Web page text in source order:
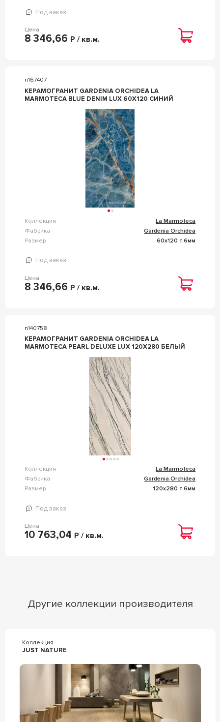
Под заказ
Цена
8 346,66 Р / кв.м.
n167407
КЕРАМОГРАНИТ GARDENIA ORCHIDEA LA
MARMOTECA BLUE DENIM LUX 60X120 СИНИЙ
Коллекция
La Marmoteca
Фабрика
Gardenia Orchidea
Размер
60x120 т.6мм
Под заказ
Цена
8 346,66 Р / кв.м.
n140758
КЕРАМОГРАНИТ GARDENIA ORCHIDEA LA
MARMOTECA PEARL DELUXE LUX 120X280 БЕЛЫЙ
Коллекция
La Marmoteca
Фабрика
Gardenia Orchidea
Размер
120x280 т.6мм
Под заказ
Цена
10 763,04 Р / кв.м.
Другие коллекции производителя
Коллекция
JUST NATURE